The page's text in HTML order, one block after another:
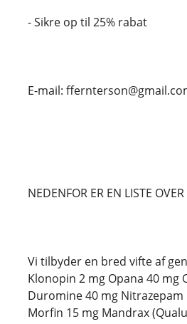
- Sikre op til 25% rabat
E-mail:
NEDENFOR ER EN LISTE
Vi tilbyder en bred vifte af
Klonopin 2 mg Opana 40 mg
Duromine 40 mg Nitrazepam
Morfin 15 mg Mandrax